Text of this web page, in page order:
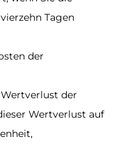
Tagen
der
der
Wertverlust auf